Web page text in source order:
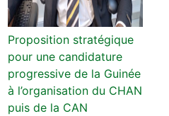
Proposition stratégique
pour une candidature
progressive de la Guinée
à l’organisation du CHAN
puis de la CAN